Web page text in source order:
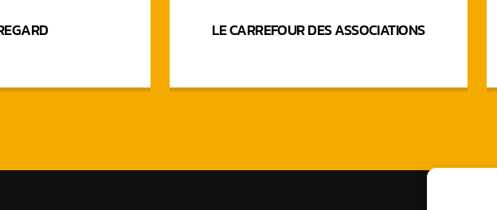
LE CARREFOUR DES ASSOCIATIONS